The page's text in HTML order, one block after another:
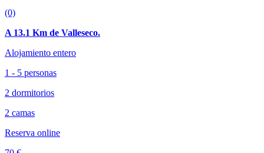
(0)
A 13.1 Km de Valleseco.
Alojamiento entero
1 - 5 personas
2 dormitorios
2 camas
Reserva online